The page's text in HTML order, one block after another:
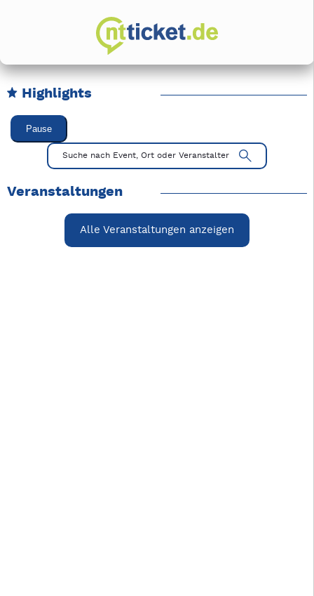
Highlights
Karussell Veranstaltungen überspringen
Pause
Mit Tab zu den Steuerelementen wechseln. Mit Pfeiltasten
Suche nach Event, Ort oder Veranstalter
Veranstaltungen
Alle Veranstaltungen anzeigen